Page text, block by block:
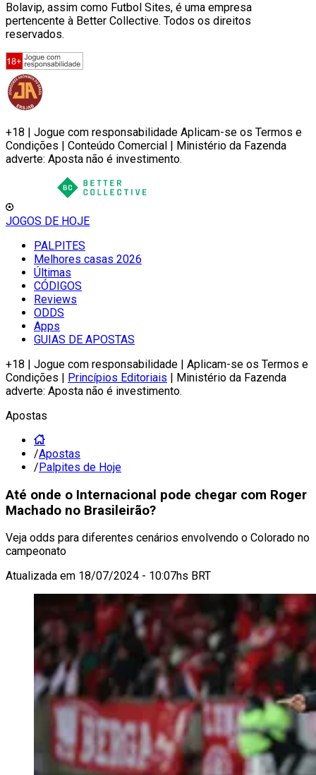
Bolavip, assim como Futbol Sites, é uma empresa
pertencente à Better Collective. Todos os direitos
reservados.
+18 | Jogue com responsabilidade Aplicam-se os Termos e
Condições | Conteúdo Comercial | Ministério da Fazenda
adverte: Aposta não é investimento.
JOGOS DE HOJE
PALPITES
Melhores casas 2026
Últimas
CÓDIGOS
Reviews
ODDS
Apps
GUIAS DE APOSTAS
+18 | Jogue com responsabilidade | Aplicam-se os Termos e
Condições | Princípios Editoriais | Ministério da Fazenda
adverte: Aposta não é investimento.
Apostas
/Apostas
/Palpites de Hoje
Até onde o Internacional pode chegar com Roger
Machado no Brasileirão?
Veja odds para diferentes cenários envolvendo o Colorado no
campeonato
Atualizada em 18/07/2024 - 10:07hs BRT